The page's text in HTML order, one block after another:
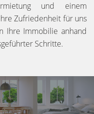
und einem
Zufriedenheit für uns
Ihre Immobilie anhand
Schritte.